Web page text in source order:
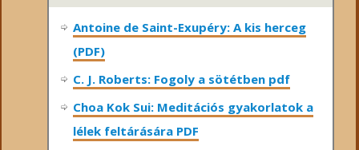
Antoine de Saint-Exupéry: A kis herceg
(PDF)
C. J. Roberts: Fogoly a sötétben pdf
Choa Kok Sui: Meditációs gyakorlatok a
lélek feltárására PDF